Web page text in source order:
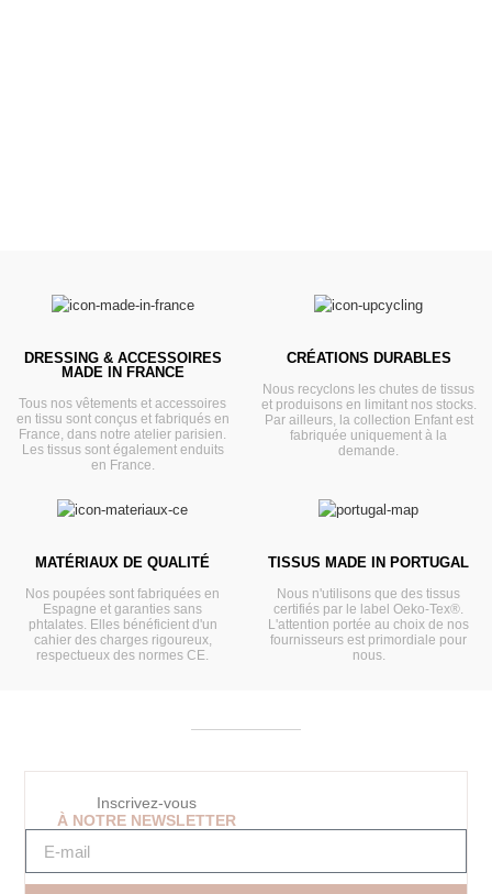
DRESSING & ACCESSOIRES
MADE IN FRANCE
Tous nos vêtements et accessoires
en tissu sont conçus et fabriqués en
France, dans notre atelier parisien.
Les tissus sont également enduits
en France.
CRÉATIONS DURABLES
Nous recyclons les chutes de tissus
et produisons en limitant nos stocks.
Par ailleurs, la collection Enfant est
fabriquée uniquement à la
demande.
MATÉRIAUX DE QUALITÉ
Nos poupées sont fabriquées en
Espagne et garanties sans
phtalates. Elles bénéficient d'un
cahier des charges rigoureux,
respectueux des normes CE.
TISSUS MADE IN PORTUGAL
Nous n'utilisons que des tissus
certifiés par le label Oeko-Tex®.
L'attention portée au choix de nos
fournisseurs est primordiale pour
nous.
Inscrivez-vous
À NOTRE NEWSLETTER